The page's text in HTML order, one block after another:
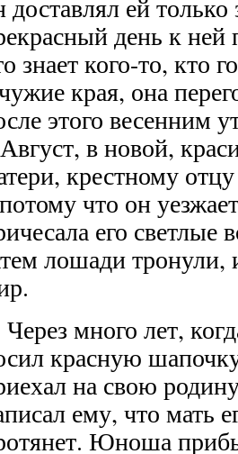
доставлял ей
день к ней
знает кого-то, кто
края, она
этого весенним
в новой,
крестному
что он
его светлые
лошади
Через много лет,
красную
на свою
ему, что мать
Юноша